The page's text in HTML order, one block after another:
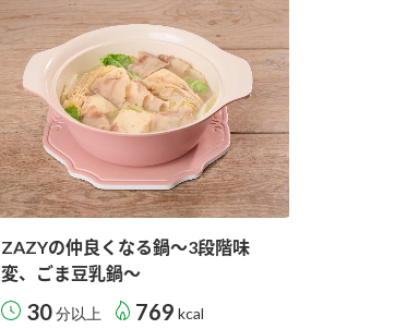
ZAZYの仲良くなる鍋～3段階味
変、ごま豆乳鍋～
30分以上 769 kcal